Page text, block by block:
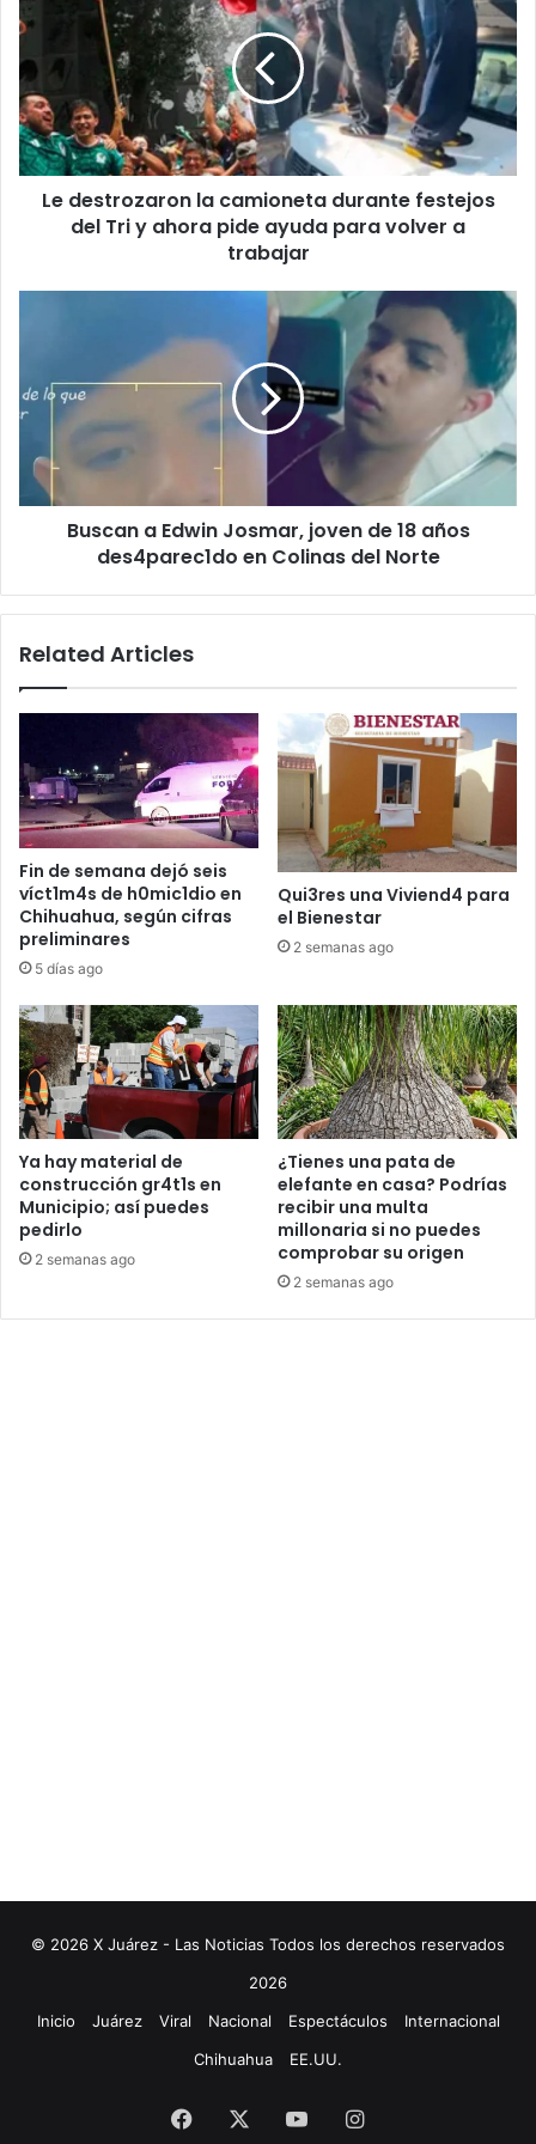
la
durante
festejos
del
Tri
y
ahoraLe destrozaron la camioneta durante festejos
del Tri y ahora pide ayuda para volver a
trabajar
joven
años
des4parec1do
Buscan a Edwin Josmar, joven de 18 años
des4parec1do en Colinas del Norte
Related Articles
Fin de semana dejó seis
víct1m4s de h0mic1dio en
Chihuahua, según cifras
preliminares
5 días ago
Qui3res una Viviend4 para
el Bienestar
2 semanas ago
Ya hay material de
construcción gr4t1s en
Municipio; así puedes
pedirlo
2 semanas ago
¿Tienes una pata de
elefante en casa? Podrías
recibir una multa
millonaria si no puedes
comprobar su origen
2 semanas ago
© 2026 X Juárez - Las Noticias Todos los derechos reservados
2026
Inicio
Juárez Viral Nacional Espectáculos
Internacional
Chihuahua
EE.UU.
Facebook YouTubeInstagram